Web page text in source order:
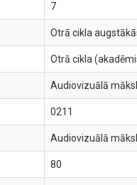
7
Otrā cikla
Otrā cikla
Audiovizuālā
0211
Audiovizuālā
80